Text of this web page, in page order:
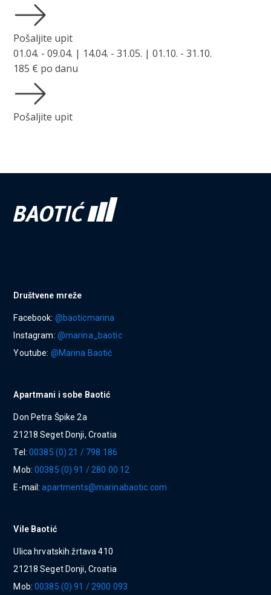
Pošaljite upit
01.04. - 09.04. | 14.04. - 31.05. | 01.10. - 31.10.
185 € po danu
Pošaljite upit
Društvene mreže
Facebook: @baoticmarina
Instagram: @marina_baotic
Youtube: @Marina Baotić
Apartmani i sobe Baotić
Don Petra Špike 2a
21218 Seget Donji, Croatia
Tel:00385 (0) 21 / 798 186
Mob:00385 (0) 91 / 280 00 12
E-mail:apartments@marinabaotic.com
Vile Baotić
Ulica hrvatskih žrtava 410
21218 Seget Donji, Croatia
Mob:00385 (0) 91 / 2900 093